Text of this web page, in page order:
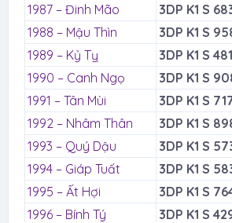
1987 – Đinh Mão
3DP K1 S
1988 – Mậu Thìn
3DP K1 S
1989 – Kỷ Tỵ
3DP K1 S
1990 – Canh Ngọ
3DP K1 S
1991 – Tân Mùi
3DP K1 S
1992 – Nhâm Thân
3DP K1 S
1993 – Quý Dậu
3DP K1 S
1994 – Giáp Tuất
3DP K1 S
1995 – Ất Hợi
3DP K1 S
1996 – Bính Tý
3DP K1 S